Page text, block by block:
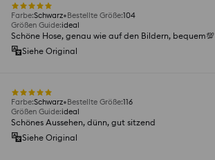
Farbe:Schwarz Bestellte Größe:104
Größen Guide:ideal
Schöne Hose, genau wie auf den Bildern, bequem💯
Siehe Original
Farbe:Schwarz Bestellte Größe:116
Größen Guide:ideal
Schönes Aussehen, dünn, gut sitzend
Siehe Original